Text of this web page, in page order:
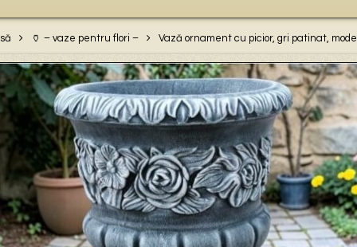
🏺 – vaze pentru flori – Vază ornament cu picior, gri patinat,